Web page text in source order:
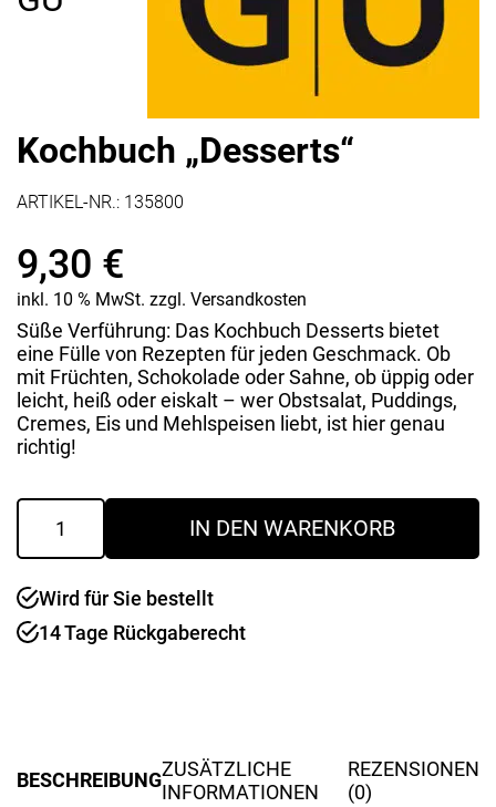
Kochbuch „Desserts“
ARTIKEL-NR.: 135800
9,30 €
inkl. 10 % MwSt. zzgl. Versandkosten
Süße Verführung: Das Kochbuch Desserts bietet
eine Fülle von Rezepten für jeden Geschmack. Ob
mit Früchten, Schokolade oder Sahne, ob üppig oder
leicht, heiß oder eiskalt – wer Obstsalat, Puddings,
Cremes, Eis und Mehlspeisen liebt, ist hier genau
richtig!
Kochbuch
"Desserts"
Menge
IN DEN WARENKORB
Wird für Sie bestellt
14 Tage Rückgaberecht
BESCHREIBUNGZUSÄTZLICHE
INFORMATIONEN
REZENSIONEN
(0)